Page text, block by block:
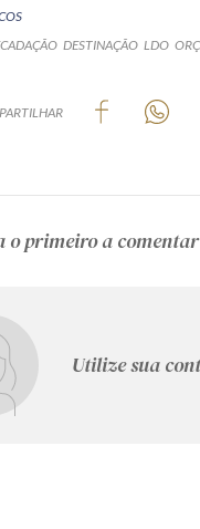
DESTINAÇÃO LDO
o primeiro a comentar
Utilize sua